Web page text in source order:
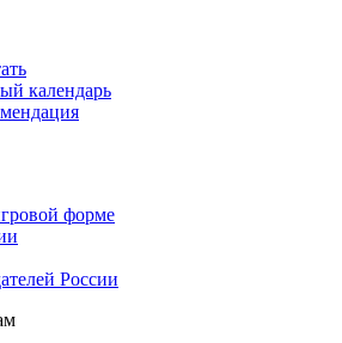
календарь
форме
России